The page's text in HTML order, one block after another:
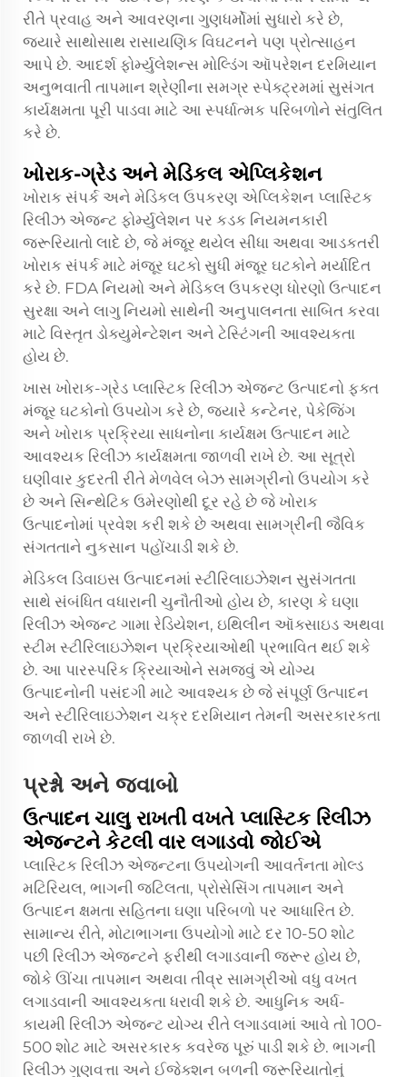
રીતે પ્રવાહ અને આવરણના ગુણધર્મોમાં સુધારો કરે છે,
જ્યારે સાથોસાથ રાસાયણિક વિઘટનને પણ પ્રોત્સાહન
આપે છે. આદર્શ ફોર્મ્યુલેશન્સ મોલ્ડિંગ ઑપરેશન દરમિયાન
અનુભવાતી તાપમાન શ્રેણીના સમગ્ર સ્પેક્ટ્રમમાં સુસંગત
કાર્યક્ષમતા પૂરી પાડવા માટે આ સ્પર્ધાત્મક પરિબળોને સંતુલિત
કરે છે.
ખોરાક-ગ્રેડ અને મેડિકલ એપ્લિકેશન
ખોરાક સંપર્ક અને મેડિકલ ઉપકરણ એપ્લિકેશન પ્લાસ્ટિક
રિલીઝ એજન્ટ ફોર્મ્યુલેશન પર કડક નિયમનકારી
જરૂરિયાતો લાદે છે, જે મંજૂર થયેલ સીધા અથવા આડકતરી
ખોરાક સંપર્ક માટે મંજૂર ઘટકો સુધી મંજૂર ઘટકોને મર્યાદિત
કરે છે. FDA નિયમો અને મેડિકલ ઉપકરણ ધોરણો ઉત્પાદન
સુરક્ષા અને લાગુ નિયમો સાથેની અનુપાલનતા સાબિત કરવા
માટે વિસ્તૃત ડોક્યુમેન્ટેશન અને ટેસ્ટિંગની આવશ્યકતા
હોય છે.
ખાસ ખોરાક-ગ્રેડ પ્લાસ્ટિક રિલીઝ એજન્ટ ઉત્પાદનો ફક્ત
મંજૂર ઘટકોનો ઉપયોગ કરે છે, જ્યારે કન્ટેનર, પેકેજિંગ
અને ખોરાક પ્રક્રિયા સાધનોના કાર્યક્ષમ ઉત્પાદન માટે
આવશ્યક રિલીઝ કાર્યક્ષમતા જાળવી રાખે છે. આ સૂત્રો
ઘણીવાર કુદરતી રીતે મેળવેલ બેઝ સામગ્રીનો ઉપયોગ કરે
છે અને સિન્થેટિક ઉમેરણોથી દૂર રહે છે જે ખોરાક
ઉત્પાદનોમાં પ્રવેશ કરી શકે છે અથવા સામગ્રીની જૈવિક
સંગતતાને નુકસાન પહોંચાડી શકે છે.
મેડિકલ ડિવાઇસ ઉત્પાદનમાં સ્ટીરિલાઇઝેશન સુસંગતતા
સાથે સંબંધિત વધારાની ચુનૌતીઓ હોય છે, કારણ કે ઘણા
રિલીઝ એજન્ટ ગામા રેડિયેશન, ઇથિલીન ઑક્સાઇડ અથવા
સ્ટીમ સ્ટીરિલાઇઝેશન પ્રક્રિયાઓથી પ્રભાવિત થઈ શકે
છે. આ પારસ્પરિક ક્રિયાઓને સમજવું એ યોગ્ય
ઉત્પાદનોની પસંદગી માટે આવશ્યક છે જે સંપૂર્ણ ઉત્પાદન
અને સ્ટીરિલાઇઝેશન ચક્ર દરમિયાન તેમની અસરકારકતા
જાળવી રાખે છે.
પ્રશ્નો અને જવાબો
ઉત્પાદન ચાલુ રાખતી વખતે પ્લાસ્ટિક રિલીઝ
એજન્ટને કેટલી વાર લગાડવો જોઈએ
પ્લાસ્ટિક રિલીઝ એજન્ટના ઉપયોગની આવર્તનતા મોલ્ડ
મટિરિયલ, ભાગની જટિલતા, પ્રોસેસિંગ તાપમાન અને
ઉત્પાદન ક્ષમતા સહિતના ઘણા પરિબળો પર આધારિત છે.
સામાન્ય રીતે, મોટાભાગના ઉપયોગો માટે દર 10-50 શોટ
પછી રિલીઝ એજન્ટને ફરીથી લગાડવાની જરૂર હોય છે,
જોકે ઊંચા તાપમાન અથવા તીવ્ર સામગ્રીઓ વધુ વખત
લગાડવાની આવશ્યકતા ધરાવી શકે છે. આધુનિક અર્ધ-
કાયમી રિલીઝ એજન્ટ યોગ્ય રીતે લગાડવામાં આવે તો 100-
500 શોટ માટે અસરકારક કવરેજ પૂરું પાડી શકે છે. ભાગની
રિલીઝ ગુણવત્તા અને ઈજેક્શન બળની જરૂરિયાતોનું